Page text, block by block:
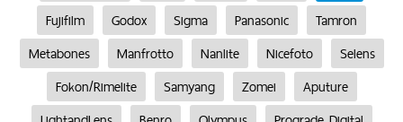
Fujifilm
Godox Sigma Panasonic
Tamron
Metabones
Manfrotto Nanlite Nicefoto
Selens
Fokon/Rimelite
Samyang Zomei
Aputure